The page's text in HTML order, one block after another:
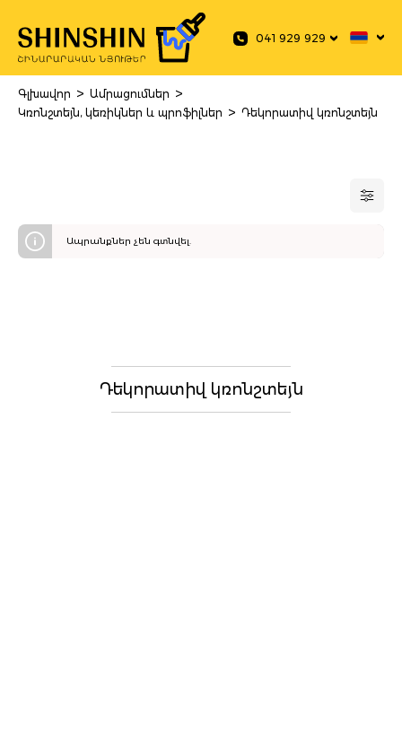
041 929 929
Գլխավոր > Ամրացումներ >
Կռոնշտեյն, կեռիկներ և պրոֆիլներ > Դեկորատիվ կռոնշտեյն
Ապրանքներ չեն գտնվել.
Դեկորատիվ կռոնշտեյն